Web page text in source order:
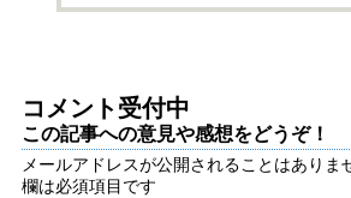
コメント受付中
この記事への意見や感想をどうぞ！
メールアドレスが公開されることはありま
欄は必須項目です